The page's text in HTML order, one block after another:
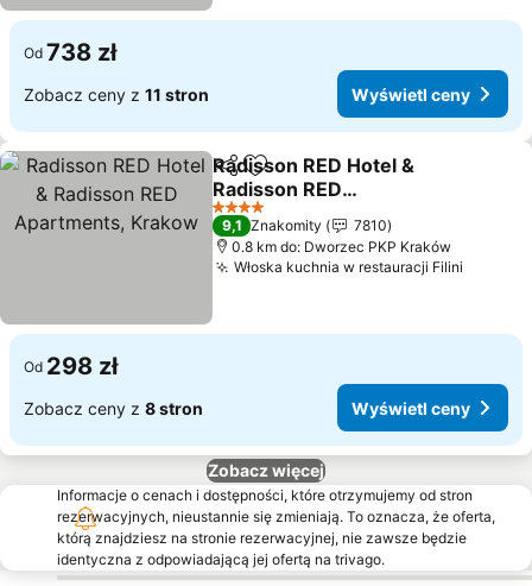
Od 738 zł
Zobacz ceny z 11 stron Wyświetl ceny
UdostępnijDodaj do ulubionych
Radisson RED Hotel &
Radisson RED
Apartments, Krakow
4 Kategoria
9,1 Znakomity
7810
0.8 km do: Dworzec PKP Kraków
Włoska kuchnia w restauracji Filini
Od 298 zł
Zobacz ceny z 8 stron Wyświetl ceny
Zobacz więcej
Informacje o cenach i dostępności, które otrzymujemy od stron
rezerwacyjnych, nieustannie się zmieniają. To oznacza, że oferta,
którą znajdziesz na stronie rezerwacyjnej, nie zawsze będzie
identyczna z odpowiadającą jej ofertą na trivago.